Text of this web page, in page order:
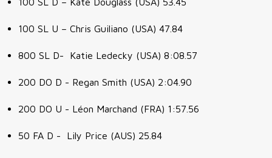
100 SL U – Chris Guiliano (USA) 47.84
800 SL D- Katie Ledecky (USA) 8:08.57
200 DO D - Regan Smith (USA) 2:04.90
200 DO U - Léon Marchand (FRA) 1:57.56
50 FA D - Lily Price (AUS) 25.84